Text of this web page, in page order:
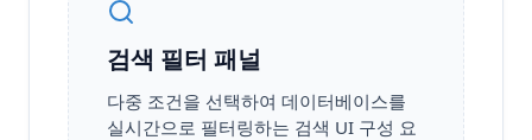
검색 필터 패널
다중 조건을 선택하여 데이터베이스를
실시간으로 필터링하는 검색 UI 구성 요